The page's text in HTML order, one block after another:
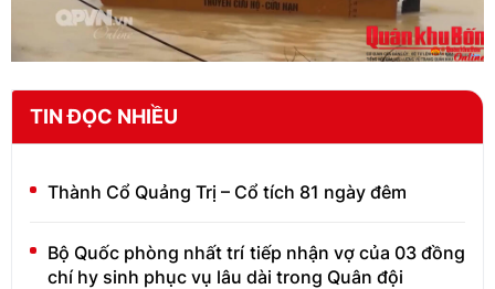
Video
TIN ĐỌC NHIỀU
Thành Cổ Quảng Trị – Cổ tích 81 ngày đêm
Bộ Quốc phòng nhất trí tiếp nhận vợ của 03 đồng
chí hy sinh phục vụ lâu dài trong Quân đội